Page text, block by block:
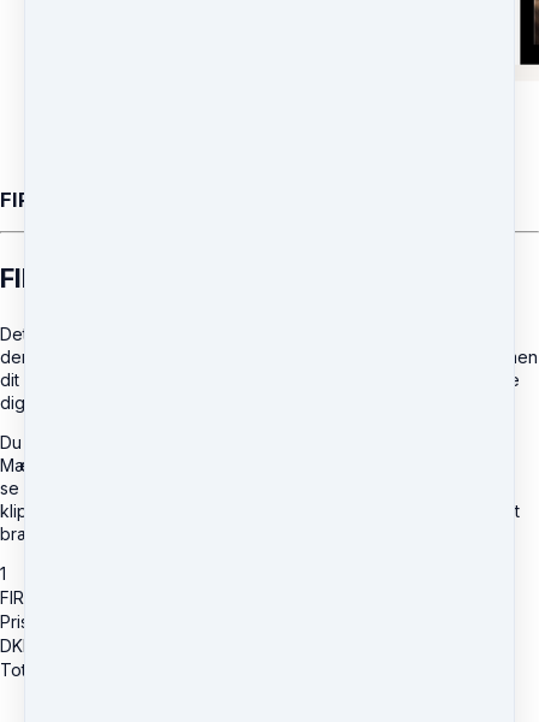
FIREHORSE 2026
FIREHORSE 2026 🔥🐎
Det er en guidet aktivering (on-demand), der leder dig igennem
den præcise proces, der sker, når en ny retning vil fødes i dig, men
dit nervesystem og dine gamle identiteter stadig prøver at “holde
dig sikker”.
Du bliver guidet til at:
Mærke hvad der faktisk er sandt for dig nu,
se hvad der dræner dig,
klippe energilæk væk og skabe en retning, du kan holde uden at
brænde ud. Det er
1
FIREHORSE 2026
Pris
DKK
Total due